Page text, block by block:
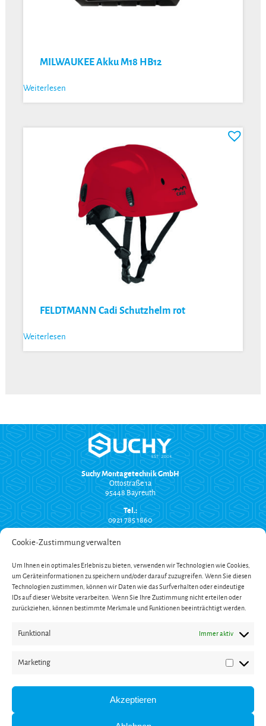
Cookie-Zustimmung verwalten
Um Ihnen ein optimales Erlebnis zu bieten, verwenden wir Technologien wie Cookies,
um Geräteinformationen zu speichern und/oder darauf zuzugreifen. Wenn Sie diesen
Technologien zustimmen, können wir Daten wie das Surfverhalten oder eindeutige
IDs auf dieser Website verarbeiten. Wenn Sie Ihre Zustimmung nicht erteilen oder
zurückziehen, können bestimmte Merkmale und Funktionen beeinträchtigt werden.
Funktional Immer aktiv
Marketing
Akzeptieren
MILWAUKEE Akku M18 HB12
Weiterlesen
FELDTMANN Cadi Schutzhelm rot
Weiterlesen
Suchy Montagetechnik GmbH
Ottostraße 1a
95448 Bayreuth
Tel.:
0921 785 1860
info@suchy-montagetechnik.de
Versand und Zahlung
AGB
Widerrufsbelehrung
Impressum
Datenschutzerklärung